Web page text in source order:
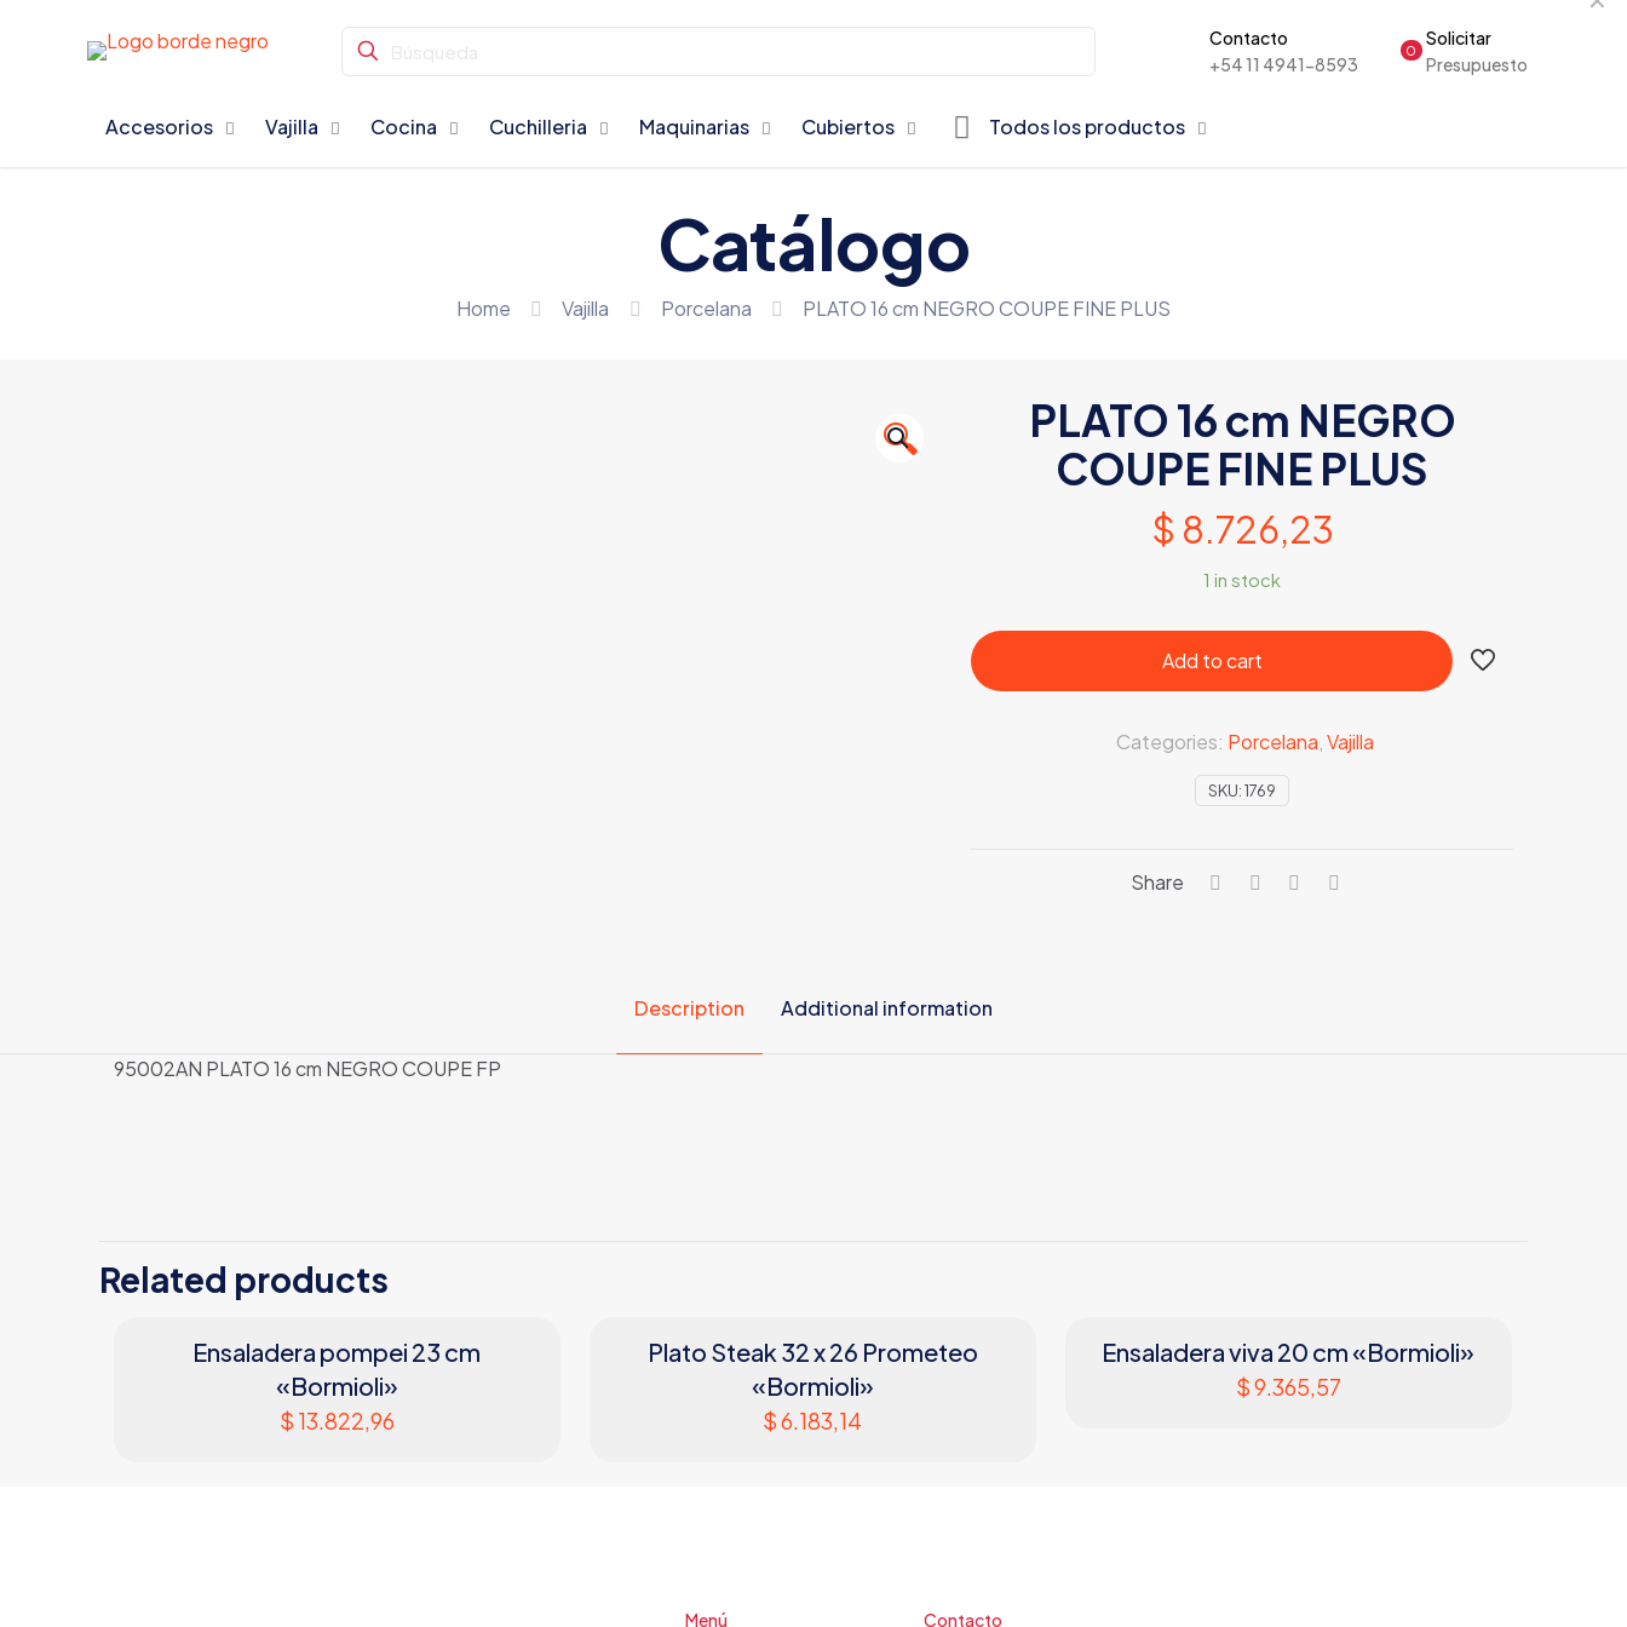
Contacto
+54 11 4941-8593
0
Solicitar
Presupuesto
Accesorios Vajilla Cocina Cuchilleria Maquinarias Cubiertos Todos los productos
Catálogo
Home Vajilla Porcelana PLATO 16 cm NEGRO COUPE FINE PLUS
🔍
PLATO 16 cm NEGRO
COUPE FINE PLUS
$ 8.726,23
1 in stock
Add to cart
SKU:1769
Categories: Porcelana Vajilla
Share
Description Additional information
95002AN PLATO 16 cm NEGRO COUPE FP
APTO
MICROONDAS
Si
Related products
Ensaladera pompei 23 cm
«Bormioli»
$ 13.822,96
Plato Steak 32 x 26 Prometeo
«Bormioli»
$6.183,14
Ensaladera viva 20 cm «Bormioli»
$9.365,57
Menú Contacto